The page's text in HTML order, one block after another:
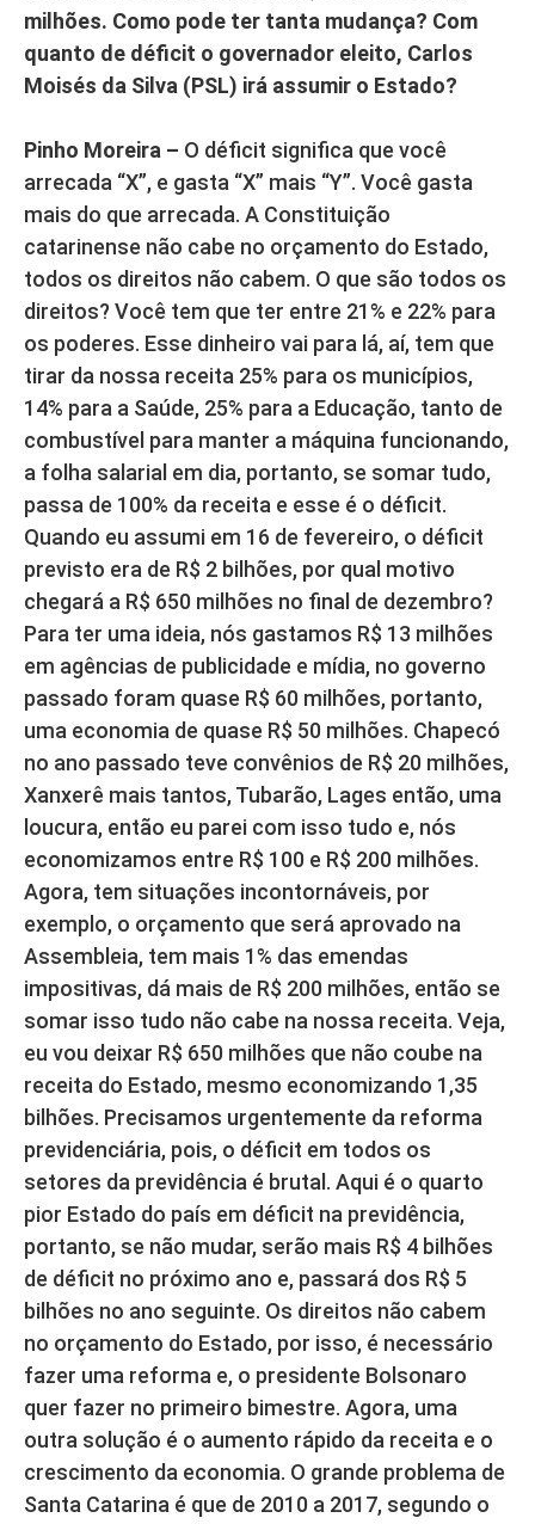
milhões. Como pode ter tanta mudança? Com
quanto de déficit o governador eleito, Carlos
Moisés da Silva (PSL) irá assumir o Estado?
Pinho Moreira – O déficit significa que você
arrecada “X”, e gasta “X” mais “Y”. Você gasta
mais do que arrecada. A Constituição
catarinense não cabe no orçamento do Estado,
todos os direitos não cabem. O que são todos os
direitos? Você tem que ter entre 21% e 22% para
os poderes. Esse dinheiro vai para lá, aí, tem que
tirar da nossa receita 25% para os municípios,
14% para a Saúde, 25% para a Educação, tanto de
combustível para manter a máquina funcionando,
a folha salarial em dia, portanto, se somar tudo,
passa de 100% da receita e esse é o déficit.
Quando eu assumi em 16 de fevereiro, o déficit
previsto era de R$ 2 bilhões, por qual motivo
chegará a R$ 650 milhões no final de dezembro?
Para ter uma ideia, nós gastamos R$ 13 milhões
em agências de publicidade e mídia, no governo
passado foram quase R$ 60 milhões, portanto,
uma economia de quase R$ 50 milhões. Chapecó
no ano passado teve convênios de R$ 20 milhões,
Xanxerê mais tantos, Tubarão, Lages então, uma
loucura, então eu parei com isso tudo e, nós
economizamos entre R$ 100 e R$ 200 milhões.
Agora, tem situações incontornáveis, por
exemplo, o orçamento que será aprovado na
Assembleia, tem mais 1% das emendas
impositivas, dá mais de R$ 200 milhões, então se
somar isso tudo não cabe na nossa receita. Veja,
eu vou deixar R$ 650 milhões que não coube na
receita do Estado, mesmo economizando 1,35
bilhões. Precisamos urgentemente da reforma
previdenciária, pois, o déficit em todos os
setores da previdência é brutal. Aqui é o quarto
pior Estado do país em déficit na previdência,
portanto, se não mudar, serão mais R$ 4 bilhões
de déficit no próximo ano e, passará dos R$ 5
bilhões no ano seguinte. Os direitos não cabem
no orçamento do Estado, por isso, é necessário
fazer uma reforma e, o presidente Bolsonaro
quer fazer no primeiro bimestre. Agora, uma
outra solução é o aumento rápido da receita e o
crescimento da economia. O grande problema de
Santa Catarina é que de 2010 a 2017, segundo o